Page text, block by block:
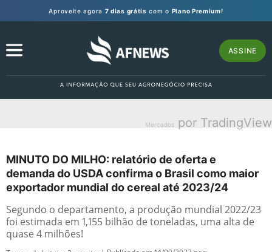
Aproveite agora 7 dias grátis com o Plano Premium!
ASSINE
Mercados por TradingView
MINUTO DO MILHO: relatório de oferta e
demanda do USDA confirma o Brasil como maior
exportador mundial do cereal até 2023/24
Segundo o departamento, a produção mundial 2022/23
foi estimada em 1,155 bilhão de toneladas, uma alta de
quase 4 milhões!